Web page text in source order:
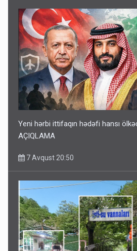
Yeni hərbi ittifaqın hədəfi hansı
AÇIQLAMA
7 Avqust 20:50